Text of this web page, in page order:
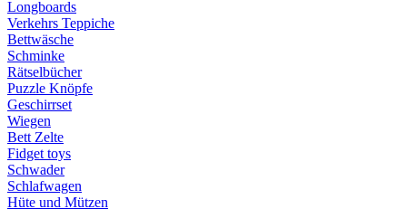
Longboards
Verkehrs Teppiche
Bettwäsche
Schminke
Rätselbücher
Puzzle Knöpfe
Geschirrset
Wiegen
Bett Zelte
Fidget toys
Schwader
Schlafwagen
Hüte und Mützen